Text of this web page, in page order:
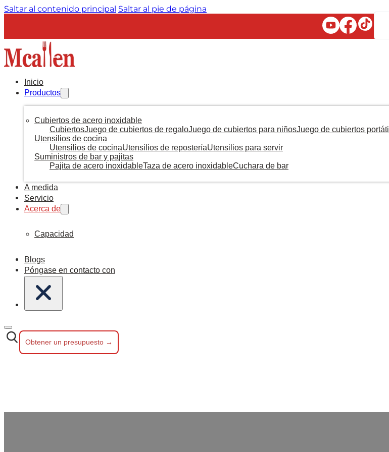
Saltar al contenido principal Saltar al pie de página
Inicio
Productos
Cubiertos de acero inoxidable
CubiertosJuego de cubiertos de regaloJuego de cubiertos para niñosJuego de cubiertos portátil
Utensilios de cocina
Utensilios de cocinaUtensilios de reposteríaUtensilios para servir
Suministros de bar y pajitas
Pajita de acero inoxidableTaza de acero inoxidableCuchara de bar
A medida
Servicio
Acerca de
Capacidad
Blogs
Póngase en contacto con
Obtener un presupuesto →